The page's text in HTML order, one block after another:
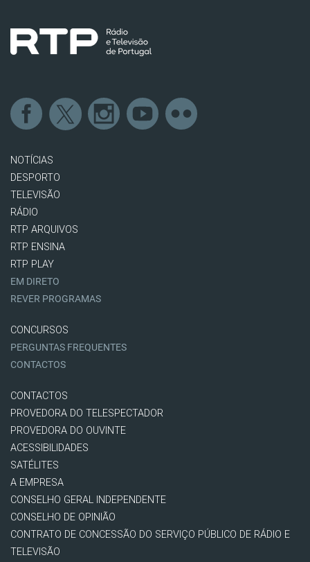
NOTÍCIAS
DESPORTO
TELEVISÃO
RÁDIO
RTP ARQUIVOS
RTP ENSINA
RTP PLAY
EM DIRETO
REVER PROGRAMAS
CONCURSOS
PERGUNTAS FREQUENTES
CONTACTOS
CONTACTOS
PROVEDORA DO TELESPECTADOR
PROVEDORA DO OUVINTE
ACESSIBILIDADES
SATÉLITES
A EMPRESA
CONSELHO GERAL INDEPENDENTE
CONSELHO DE OPINIÃO
CONTRATO DE CONCESSÃO DO SERVIÇO PÚBLICO DE RÁDIO E
TELEVISÃO